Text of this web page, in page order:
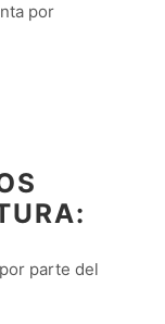
por
parte del